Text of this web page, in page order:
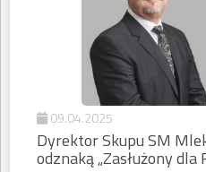
09.04.2025
Dyrektor Skupu SM
odznaką „Zasłużony dla